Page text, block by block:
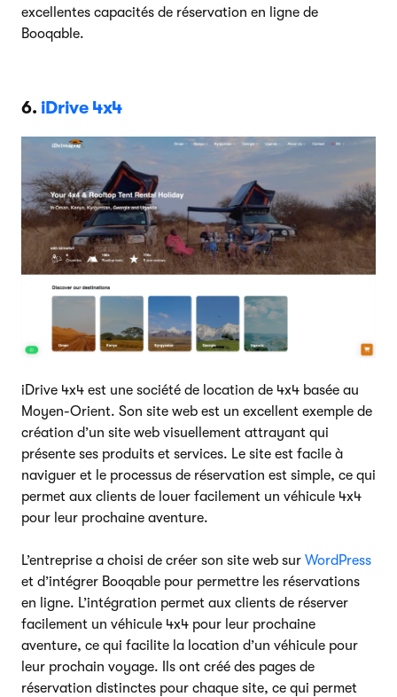
excellentes capacités de réservation en ligne de
Booqable.
6. iDrive 4x4
iDrive 4x4 est une société de location de 4x4 basée au
Moyen-Orient. Son site web est un excellent exemple de
création d’un site web visuellement attrayant qui
présente ses produits et services. Le site est facile à
naviguer et le processus de réservation est simple, ce qui
permet aux clients de louer facilement un véhicule 4x4
pour leur prochaine aventure.
L’entreprise a choisi de créer son site web sur WordPress
et d’intégrer Booqable pour permettre les réservations
en ligne. L’intégration permet aux clients de réserver
facilement un véhicule 4x4 pour leur prochaine
aventure, ce qui facilite la location d’un véhicule pour
leur prochain voyage. Ils ont créé des pages de
réservation distinctes pour chaque site, ce qui permet